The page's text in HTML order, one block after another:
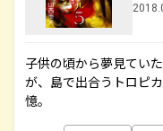
子供の頃から夢見てい
が、島で出合うトロピ
憶。